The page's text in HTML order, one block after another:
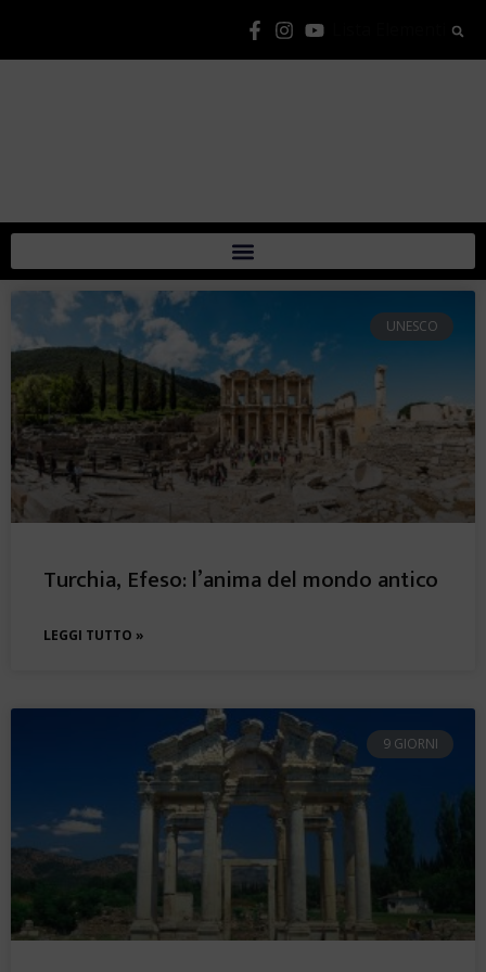
UNESCO
Turchia, Efeso: l’anima del mondo antico
LEGGI TUTTO »
9 GIORNI